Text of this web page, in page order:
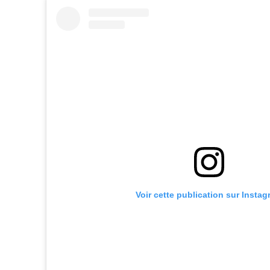
Voir cette publication sur